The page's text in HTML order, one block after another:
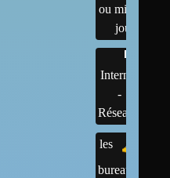
ou mises à
jour
Internet
-
Réseaux
les
bureaux